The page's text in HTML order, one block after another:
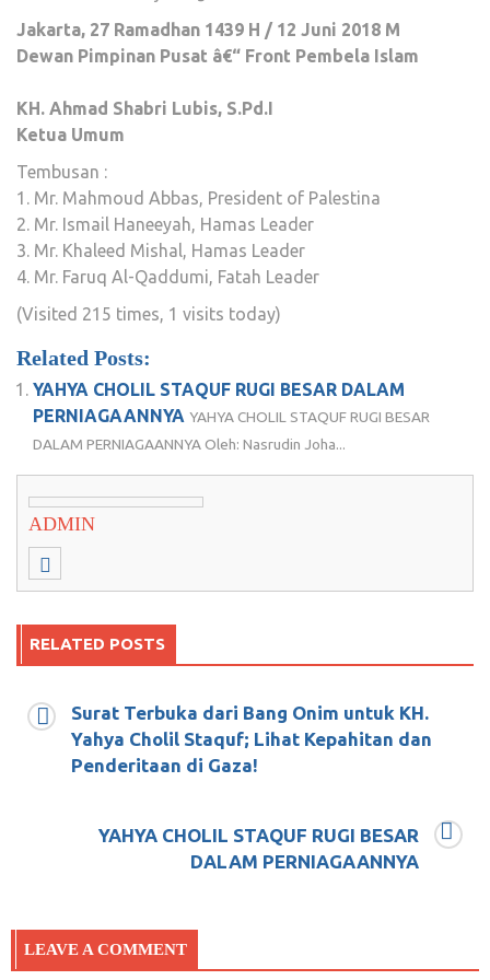
Jakarta, 27 Ramadhan 1439 H / 12 Juni 2018 M
Dewan Pimpinan Pusat â€“ Front Pembela Islam
KH. Ahmad Shabri Lubis, S.Pd.I
Ketua Umum
Tembusan :
1. Mr. Mahmoud Abbas, President of Palestina
2. Mr. Ismail Haneeyah, Hamas Leader
3. Mr. Khaleed Mishal, Hamas Leader
4. Mr. Faruq Al-Qaddumi, Fatah Leader
(Visited 215 times, 1 visits today)
Related Posts:
YAHYA CHOLIL STAQUF RUGI BESAR DALAM
PERNIAGAANNYA YAHYA CHOLIL STAQUF RUGI BESAR
DALAM PERNIAGAANNYA Oleh: Nasrudin Joha...
ADMIN
RELATED POSTS
Cina Ancam Perusahaan Rusia Yang
Mei 21, 2018 0
Kebagian Berkahnya
Surat Terbuka dari Bang Onim untuk KH.
Yahya Cholil Staquf; Lihat Kepahitan dan
Penderitaan di Gaza!
YAHYA CHOLIL STAQUF RUGI BESAR
DALAM PERNIAGAANNYA
LEAVE A COMMENT